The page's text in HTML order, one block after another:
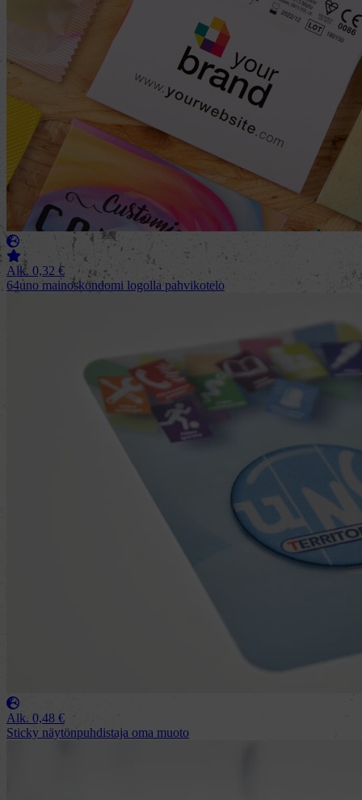
Alk. 0,32 €
64uno mainoskondomi logolla pahvikotelo
Alk. 0,48 €
Sticky näytönpuhdistaja oma muoto